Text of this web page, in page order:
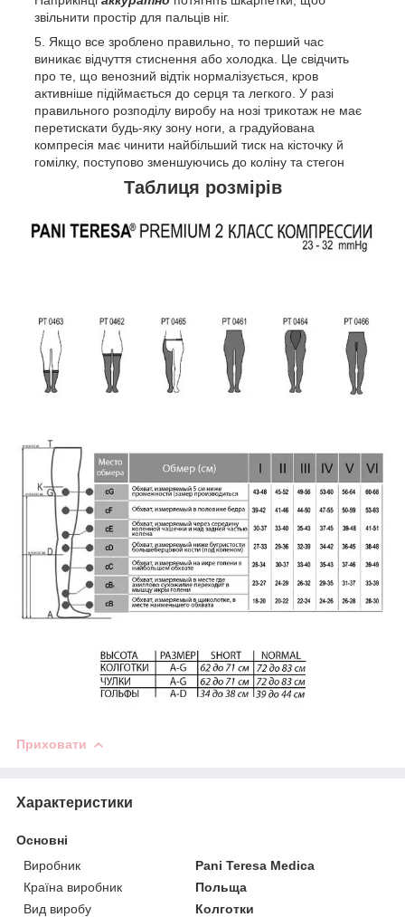
звільнити простір для пальців ніг.
Якщо все зроблено правильно, то перший час
виникає відчуття стиснення або холодка. Це свідчить
про те, що венозний відтік нормалізується, кров
активніше підіймається до серця та легкого. У разі
правильного розподілу виробу на нозі трикотаж не має
перетискати будь-яку зону ноги, а градуйована
компресія має чинити найбільший тиск на кісточку й
гомілку, поступово зменшуючись до коліну та стегон
Таблиця розмірів
Приховати
Характеристики
Основні
Виробник
Pani Teresa Medica
Країна виробник
Польща
Вид виробу
Колготки